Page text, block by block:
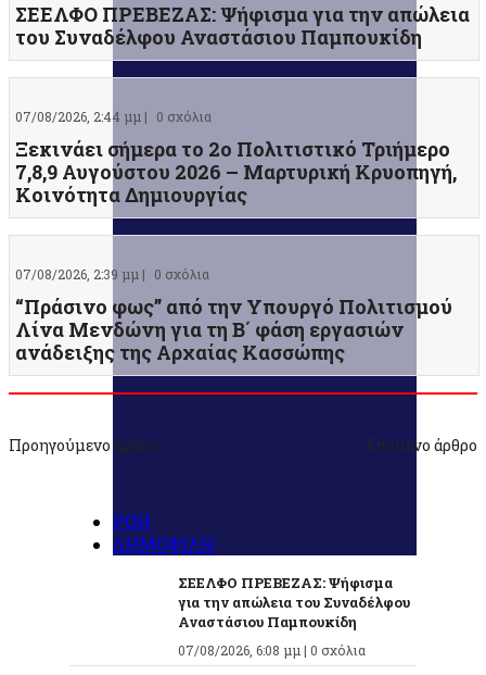
ΣΕΕΛΦΟ ΠΡΕΒΕΖΑΣ: Ψήφισμα για την απώλεια
του Συναδέλφου Αναστάσιου Παμπουκίδη
07/08/2026, 2:44 μμ | 0 σχόλια
Ξεκινάει σήμερα το 2ο Πολιτιστικό Τριήμερο
7,8,9 Αυγούστου 2026 – Μαρτυρική Κρυοπηγή,
Κοινότητα Δημιουργίας
07/08/2026, 2:39 μμ | 0 σχόλια
“Πράσινο φως” από την Υπουργό Πολιτισμού
Λίνα Μενδώνη για τη Β΄ φάση εργασιών
ανάδειξης της Αρχαίας Κασσώπης
Προηγούμενο άρθρο Επόμενο άρθρο
ΡΟΗ
ΔΗΜΟΦΙΛΗ
ΣΕΕΛΦΟ ΠΡΕΒΕΖΑΣ: Ψήφισμα
για την απώλεια του Συναδέλφου
Αναστάσιου Παμπουκίδη
07/08/2026, 6:08 μμ | 0 σχόλια